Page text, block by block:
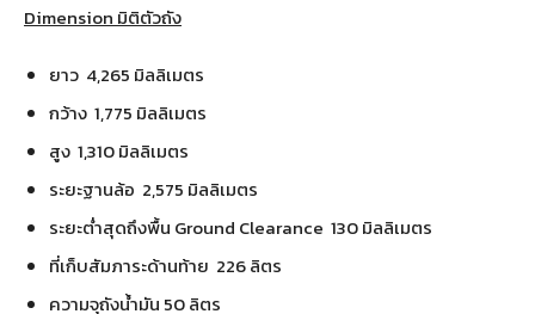
Dimension มิติตัวถัง
ยาว 4,265 มิลลิเมตร
กว้าง 1,775 มิลลิเมตร
สูง 1,310 มิลลิเมตร
ระยะฐานล้อ 2,575 มิลลิเมตร
ระยะต่ำสุดถึงพื้น Ground Clearance 130 มิลลิเมตร
ที่เก็บสัมภาระด้านท้าย 226 ลิตร
ความจุถังน้ำมัน 50 ลิตร